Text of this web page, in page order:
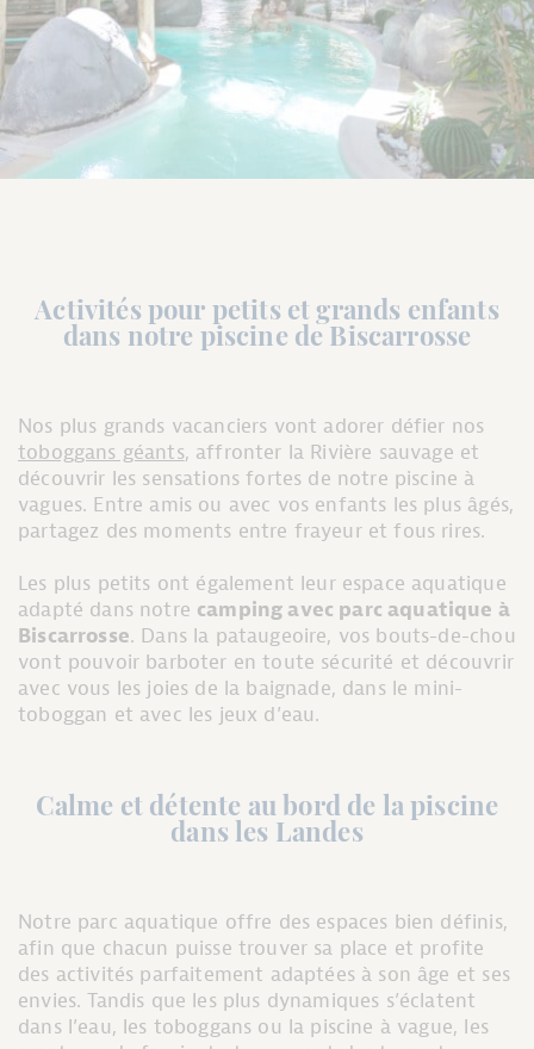
Activités pour petits et grands enfants
dans notre piscine de Biscarrosse
Nos plus grands vacanciers vont adorer défier nos
toboggans géants, affronter la Rivière sauvage et
découvrir les sensations fortes de notre piscine à
vagues. Entre amis ou avec vos enfants les plus âgés,
partagez des moments entre frayeur et fous rires.
Les plus petits ont également leur espace aquatique
adapté dans notre camping avec parc aquatique à
Biscarrosse. Dans la pataugeoire, vos bouts-de-chou
vont pouvoir barboter en toute sécurité et découvrir
avec vous les joies de la baignade, dans le mini-
toboggan et avec les jeux d’eau.
Calme et détente au bord de la piscine
dans les Landes
Notre parc aquatique offre des espaces bien définis,
afin que chacun puisse trouver sa place et profite
des activités parfaitement adaptées à son âge et ses
envies. Tandis que les plus dynamiques s’éclatent
dans l’eau, les toboggans ou la piscine à vague, les